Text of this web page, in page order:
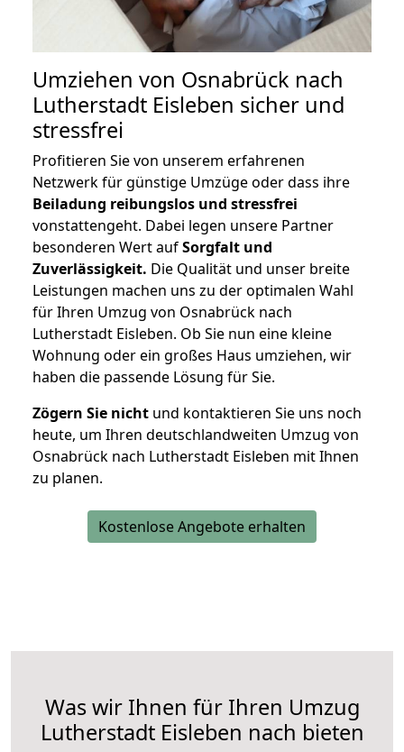
Umziehen von Osnabrück nach
Lutherstadt Eisleben sicher und
stressfrei
Profitieren Sie von unserem erfahrenen
Netzwerk für günstige Umzüge oder dass ihre
Beiladung reibungslos und stressfrei
vonstattengeht. Dabei legen unsere Partner
besonderen Wert aufSorgfalt und
Zuverlässigkeit. Die Qualität und unser breite
Leistungen machen uns zu der optimalen Wahl
für Ihren Umzug von Osnabrück nach
Lutherstadt Eisleben. Ob Sie nun eine kleine
Wohnung oder ein großes Haus umziehen, wir
haben die passende Lösung für Sie.
Zögern Sie nicht und kontaktieren Sie uns noch
heute, um Ihren deutschlandweiten Umzug von
Osnabrück nach Lutherstadt Eisleben mit Ihnen
zu planen.
Kostenlose Angebote erhalten
Was wir Ihnen für Ihren Umzug
Lutherstadt Eisleben nach bieten